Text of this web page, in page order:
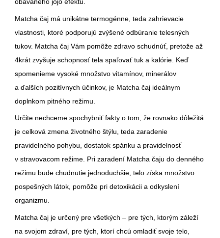
Matcha čaj má unikátne termogénne, teda zahrievacie
vlastnosti, ktoré podporujú zvýšené odbúranie telesných
tukov. Matcha čaj Vám pomôže zdravo schudnúť, pretože až
4krát zvyšuje schopnosť tela spaľovať tuk a kalórie. Keď
spomenieme vysoké množstvo vitamínov, minerálov
a ďalších pozitívnych účinkov, je Matcha čaj ideálnym
doplnkom pitného režimu.
Určite nechceme spochybniť fakty o tom, že rovnako dôležitá
je celková zmena životného štýlu, teda zaradenie
pravidelného pohybu, dostatok spánku a pravidelnosť
v stravovacom režime. Pri zaradení Matcha čaju do denného
režimu bude chudnutie jednoduchšie, telo získa množstvo
pospešných látok, pomôže pri detoxikácii a odkyslení
organizmu.
Matcha čaj je určený pre všetkých – pre tých, ktorým záleží
na svojom zdraví, pre tých, ktorí chcú omladiť svoje telo,